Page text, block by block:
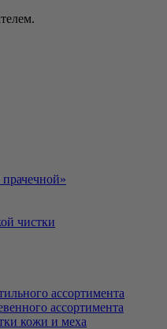
чистки
ассортимента
ассортимента
кожи и меха